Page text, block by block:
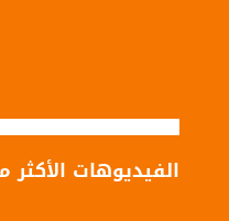
الفيديوهات